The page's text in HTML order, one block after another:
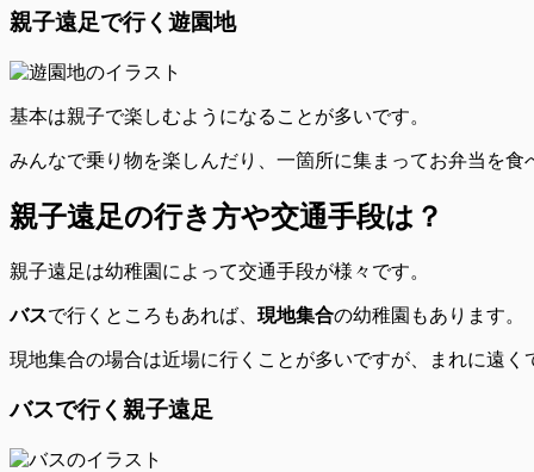
親子遠足で行く遊園地
基本は親子で楽しむようになることが多いです。
みんなで乗り物を楽しんだり、一箇所に集まってお弁当を食
親子遠足の行き方や交通手段は？
親子遠足は幼稚園によって交通手段が様々です。
バスで行くところもあれば、 現地集合の幼稚園もあります。
現地集合の場合は近場に行くことが多いですが、まれに遠
バスで行く親子遠足